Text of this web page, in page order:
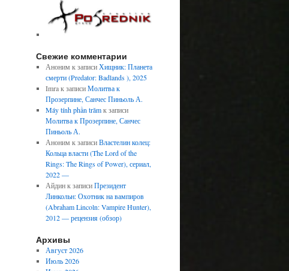
Свежие комментарии
Аноним к записиХищник: Планета
смерти (Predator: Badlands ), 2025
Imraк записиМолитва к
Прозерпине, Санчес Пиньоль А.
Máy tính phần trămк записи
Молитва к Прозерпине, Санчес
Пиньоль А.
Аноним к записиВластелин колец:
Кольца власти (The Lord of the
Rings: The Rings of Power), сериал,
2022 —
Айдинк записиПрезидент
Линкольн: Охотник на вампиров
(Abraham Lincoln: Vampire Hunter),
2012 — рецензия (обзор)
Архивы
Август 2026
Июль 2026